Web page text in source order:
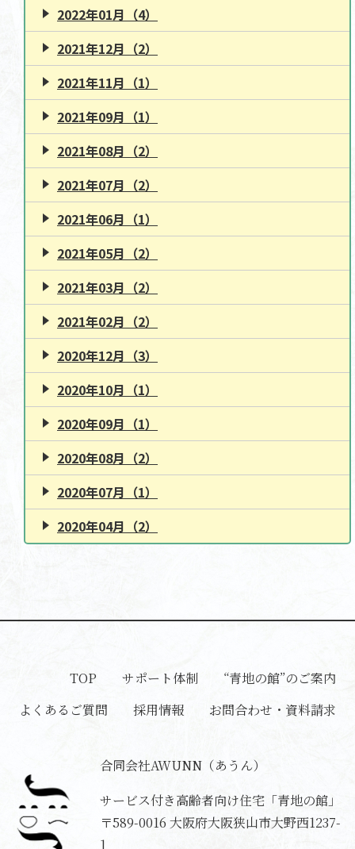
2022年01月（4）
2021年12月（2）
2021年11月（1）
2021年09月（1）
2021年08月（2）
2021年07月（2）
2021年06月（1）
2021年05月（2）
2021年03月（2）
2021年02月（2）
2020年12月（3）
2020年10月（1）
2020年09月（1）
2020年08月（2）
2020年07月（1）
2020年04月（2）
合同会社AWUNN（あうん）
サービス付き高齢者向け住宅「青地の館」
〒589-0016大阪府大阪狭山市大野西1237-
1
TOP サポート体制
“青地の館”のご案内
よくあるご質問
採用情報 お問合わせ・資料請求